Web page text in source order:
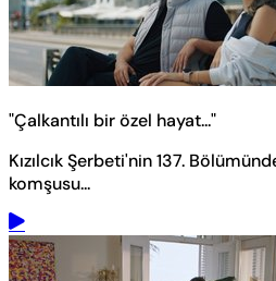
"Çalkantılı bir özel hayat..."
Kızılcık Şerbeti'nin 137.
komşusu...